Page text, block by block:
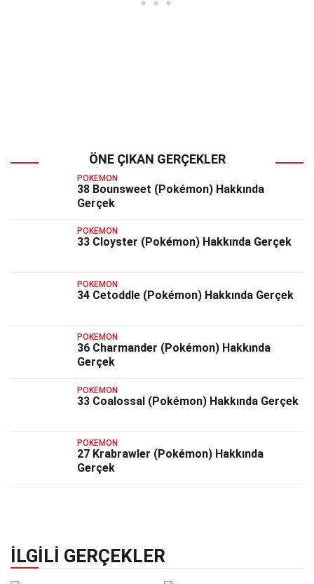
ÖNE ÇIKAN GERÇEKLER
POKEMON
38 Bounsweet (Pokémon) Hakkında
Gerçek
POKEMON
33 Cloyster (Pokémon) Hakkında Gerçek
POKEMON
34 Cetoddle (Pokémon) Hakkında Gerçek
POKEMON
36 Charmander (Pokémon) Hakkında
Gerçek
POKEMON
33 Coalossal (Pokémon) Hakkında Gerçek
POKEMON
27 Krabrawler (Pokémon) Hakkında
Gerçek
İLGILI GERÇEKLER